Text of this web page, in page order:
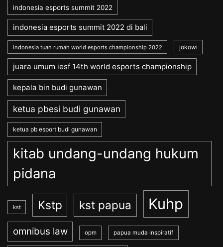
indonesia esports summit 2022
indonesia esports summit 2022 di bali
indonesia tuan rumah world esports championship 2022 jokowi
juara umum iesf 14th world esports championship
kepala bin budi gunawan
ketua pbesi budi gunawan
ketua pb esport budi gunawan
kitab undang-undang hukum
pidana
kst Kstp kst papua Kuhp
omnibus law opm papua muda inspiratif